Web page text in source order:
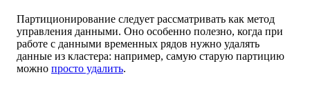
Партиционирование следует рассматривать как метод
управления данными. Оно особенно полезно, когда при
работе с данными временных рядов нужно удалять
данные из кластера: например, самую старую партицию
можно просто удалить.